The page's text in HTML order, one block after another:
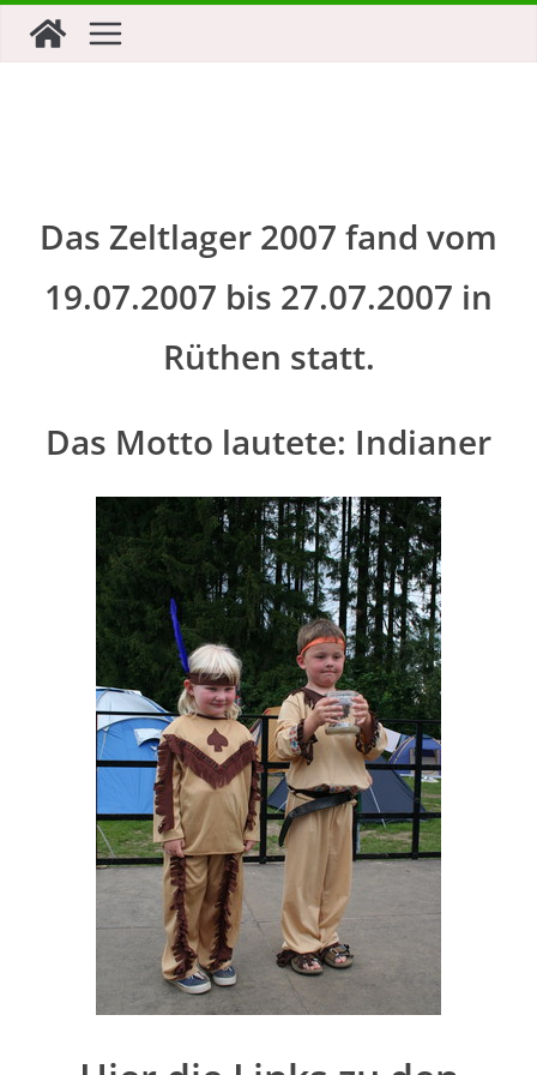
Inhalt
Das Zeltlager 2007 fand vom
19.07.2007 bis 27.07.2007 in
Rüthen statt.
Das Motto lautete: Indianer